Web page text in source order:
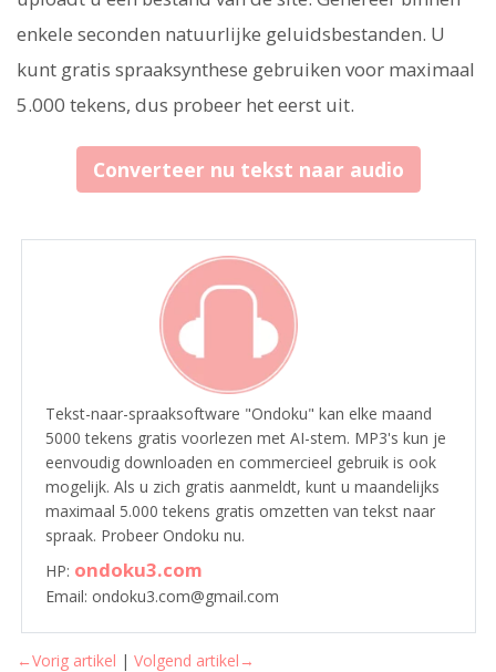
enkele seconden natuurlijke geluidsbestanden. U
kunt gratis spraaksynthese gebruiken voor maximaal
5.000 tekens, dus probeer het eerst uit.
Converteer nu tekst naar audio
Tekst-naar-spraaksoftware "Ondoku" kan elke maand
5000 tekens gratis voorlezen met AI-stem. MP3's kun je
eenvoudig downloaden en commercieel gebruik is ook
mogelijk. Als u zich gratis aanmeldt, kunt u maandelijks
maximaal 5.000 tekens gratis omzetten van tekst naar
spraak. Probeer Ondoku nu.
HP: ondoku3.com
Email: ondoku3.com@gmail.com
←Vorig artikel | Volgend artikel→